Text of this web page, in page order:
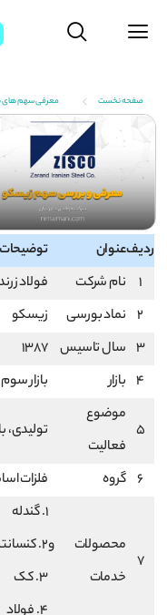
صفحه نخست معرفی سهم های
ردیفعنوان
توضیحات
1
نام شرکت
فولاد
2 نماد بورسی
زیسکو
3 سال تاسیس 1387
4 بازار بازار
5
موضوع
فعالیت
تولیدی،
6 گروه فلزات
7
محصولات و
خدمات
1. گندله
2. کنسانتره آهن
3. کک